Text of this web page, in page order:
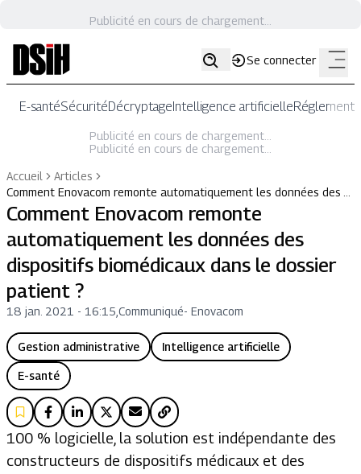
Publicité en cours de chargement...
Se connecter
E-santéSécuritéDécryptageIntelligence artificielle
Publicité en cours de chargement...
Publicité en cours de chargement...
Accueil
Articles
Comment Enovacom remonte automatiquement les données des …
Comment Enovacom remonte
automatiquement les données des
dispositifs biomédicaux dans le dossier
patient ?
18 jan. 2021 - 16:15 Communiqué- Enovacom
Gestion administrative Intelligence artificielle
E-santé
100 % logicielle, la solution est indépendante des
constructeurs de dispositifs médicaux et des